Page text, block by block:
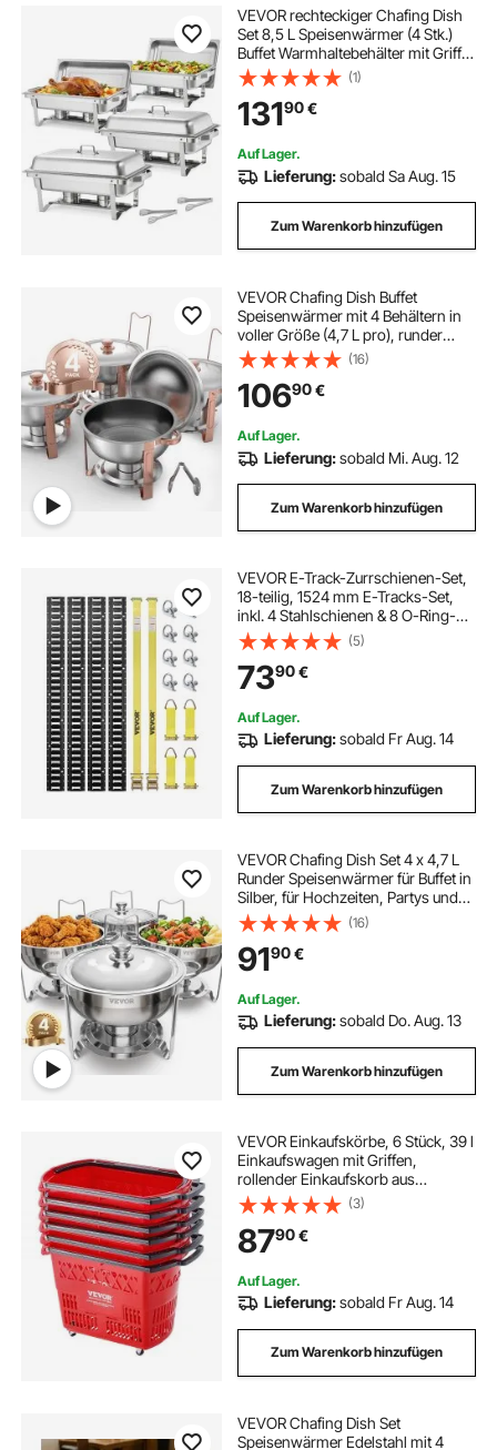
VEVOR rechteckiger Chafing Dish
Set 8,5 L Speisenwärmer (4 Stk.)
Buffet Warmhaltebehälter mit Griff &
2 Lebensmittelzangen & Deckel &
Brennstoffhalter, geeignet für
Bankett Party Hochzeit Silber
(1)
13190€
Auf Lager.
Lieferung:sobald Sa Aug. 15
Zum Warenkorb hinzufügen
VEVOR Chafing Dish Buffet
Speisenwärmer mit 4 Behältern in
voller Größe (4,7 L pro), runder
Catering-Wärmespender mit
Deckel & Wasserpfanne &
klappbarer Ständer, für Hochzeiten
Partys Roségold
(16)
10690€
Auf Lager.
Lieferung:sobald Mi. Aug. 12
Zum Warenkorb hinzufügen
VEVOR E-Track-Zurrschienen-Set,
18-teilig, 1524 mm E-Tracks-Set,
inkl. 4 Stahlschienen & 8 O-Ring-
Anker & 4 Zurrgurte mit D-Ring & 2
Ratschengurten,
Sicherungszubehör für
Lastenmotorräder, 907 kg
(5)
7390€
Auf Lager.
Lieferung:sobald Fr Aug. 14
Zum Warenkorb hinzufügen
VEVOR Chafing Dish Set 4 x 4,7 L
Runder Speisenwärmer für Buffet in
Silber, für Hochzeiten, Partys und
Mobiles Catering, mit Behältern in
Voller Größe, Deckel,
Wasserpfanne 6,6 L & Klappbarem
Ständer
(16)
9190€
Auf Lager.
Lieferung:sobald Do. Aug. 13
Zum Warenkorb hinzufügen
VEVOR Einkaufskörbe, 6 Stück, 39 l
Einkaufswagen mit Griffen,
rollender Einkaufskorb aus
Kunststoff mit Rädern, großes
tragbares Einkaufskorb-Set für
Supermärkte,
Einzelhandelsgeschäfte
(3)
8790€
Auf Lager.
Lieferung:sobald Fr Aug. 14
Zum Warenkorb hinzufügen
VEVOR Chafing Dish Set
Speisenwärmer Edelstahl mit 4